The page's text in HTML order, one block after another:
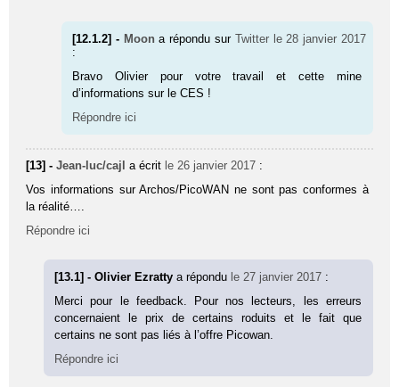
[12.1.2] - Moon a répondu sur Twitter le 28 janvier 2017
:
Bravo Olivier pour votre travail et cette mine
d’informations sur le CES !
Répondre ici
[13] -Jean-luc/cajl a écrit le 26 janvier 2017 :
Vos informations sur Archos/PicoWAN ne sont pas conformes à
la réalité….
Répondre ici
[13.1] - Olivier Ezrattya répondu le 27 janvier 2017 :
Merci pour le feedback. Pour nos lecteurs, les erreurs
concernaient le prix de certains roduits et le fait que
certains ne sont pas liés à l’offre Picowan.
Répondre ici